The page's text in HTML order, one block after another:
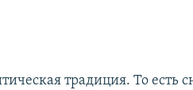
традиция. То есть